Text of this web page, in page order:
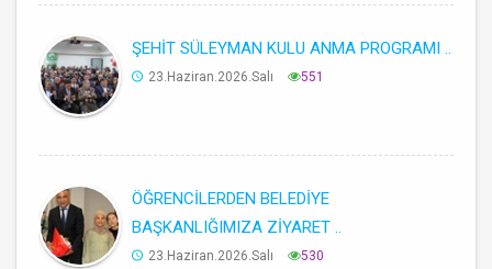
ŞEHİT SÜLEYMAN KULU ANMA PROGRAMI ..
23.Haziran.2026.Salı 551
ÖĞRENCİLERDEN BELEDİYE
BAŞKANLIĞIMIZA ZİYARET ..
23.Haziran.2026.Salı 530